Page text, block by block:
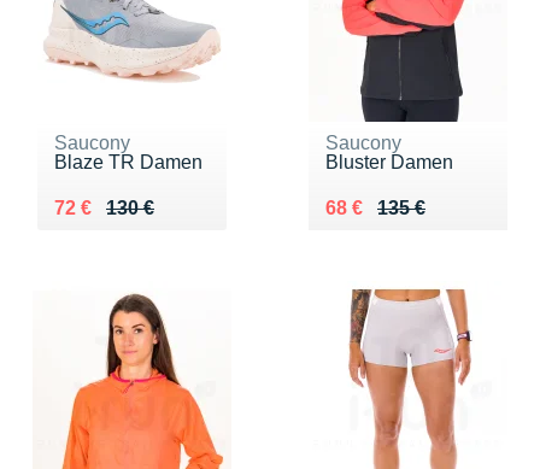
Saucony
Blaze TR Damen
130 €
Au lieu de 130 €
72 €
Vendu 72 €
Saucony
Bluster Damen
135 €
Au lieu de 135 €
68 €
Vendu 68 €